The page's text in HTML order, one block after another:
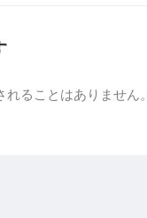
ることはありません。